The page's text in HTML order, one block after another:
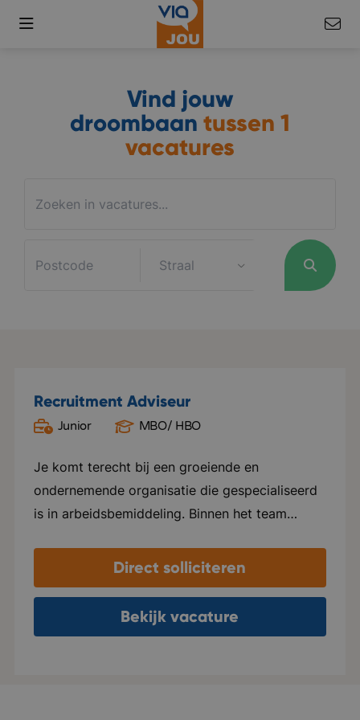
Vind jouw
droombaan tussen 1
vacatures
Recruitment Adviseur
Junior
MBO/ HBO
Je komt terecht bij een groeiende en
ondernemende organisatie die gespecialiseerd
is in arbeidsbemiddeling. Binnen het team
collega's nauw samenwerken, elkaar helpen en
successen samen vieren. Er is veel ruimte voor
eigen initiatief en persoonlijke groei. Je krijgt
de vrijheid om je eigen manier van werken te
Direct solliciteren
Bekijk vacature